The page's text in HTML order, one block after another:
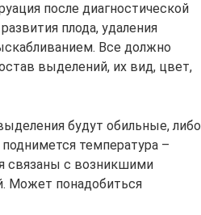
после диагностической
плода, удаления
Все должно
выделений, их вид, цвет,
будут обильные, либо
температура –
связаны с возникшими
Может понадобиться